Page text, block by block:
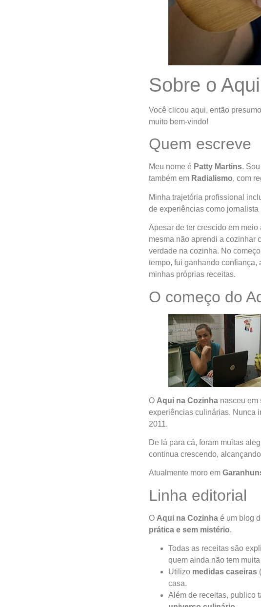
Sobre o
Você clicou aqui, então
muito bem-vindo!
Quem escreve
Meu nome é Patty Martins.
também em Radialismo, com
Minha trajetória profissional
de experiências como
Apesar de ter crescido em
mesma não aprendi a cozinhar
verdade na cozinha. No
tempo, fui ganhando confiança,
minhas próprias receitas.
O começo do
O Aqui na Cozinhanasceu em
experiências culinárias. Nunca
2011.
De lá para cá, foram muitas
continua crescendo,
Atualmente moro em
Linha editorial
O Aqui na Cozinhaé um blog
prática e sem mistério.
Todas as receitas são
quem ainda não tem
Utilizo medidas caseiras
casa.
Além de receitas, publico